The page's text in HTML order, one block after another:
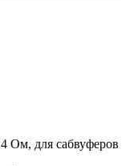
Ом, для сабвуферов